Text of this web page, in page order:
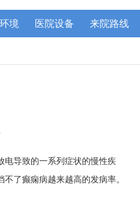
境 医院设备 来院路线
电导致的一系列症状的慢性疾
了癫痫病越来越高的发病率。